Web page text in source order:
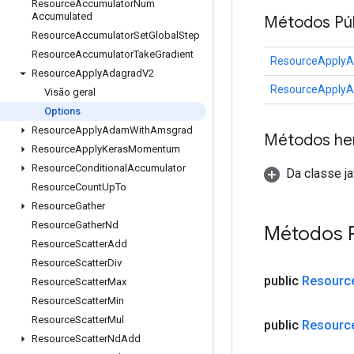
ResourceAccumulatorNum
Accumulated
ResourceAccumulatorSetGlobal Step
ResourceAccumulatorTakeGradient
ResourceApplyAdagradV2
Visão geral
Options
ResourceApplyAdamWithAmsgrad
ResourceApplyKerasMomentum
ResourceConditional Accumulator
ResourceCountUpTo
ResourceGather
ResourceGatherNd
ResourceScatterAdd
ResourceScatterDiv
ResourceScatterMax
ResourceScatterMin
ResourceScatterMul
ResourceScatterNdAdd
Métodos
Métodos
Da classe
Métodos
public
public